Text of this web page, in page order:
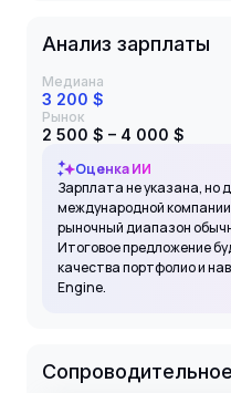
Анализ зарплаты
Медиана
3 200 $
Рынок
2 500 $ – 4 000 $
Оценка ИИ
Зарплата не указана, но
международной
рыночный диапазон
Итоговое предложение
качества портфолио и
Engine.